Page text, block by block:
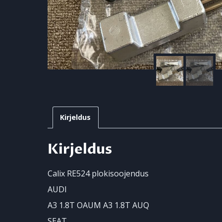
Kirjeldus
Kirjeldus
Calix RE524 plokisoojendus
AUDI
A3 1.8T OAUM A3 1.8T AUQ